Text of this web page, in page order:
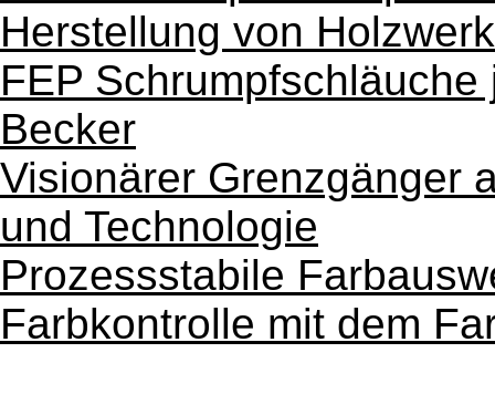
Herstellung von
FEP
Becker
Visionärer Grenzgänger
und Technologie
Prozessstabile
Farbkontrolle mit dem